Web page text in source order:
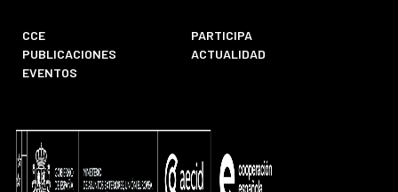
CCE
PARTICIPA
PUBLICACIONES
ACTUALIDAD
EVENTOS